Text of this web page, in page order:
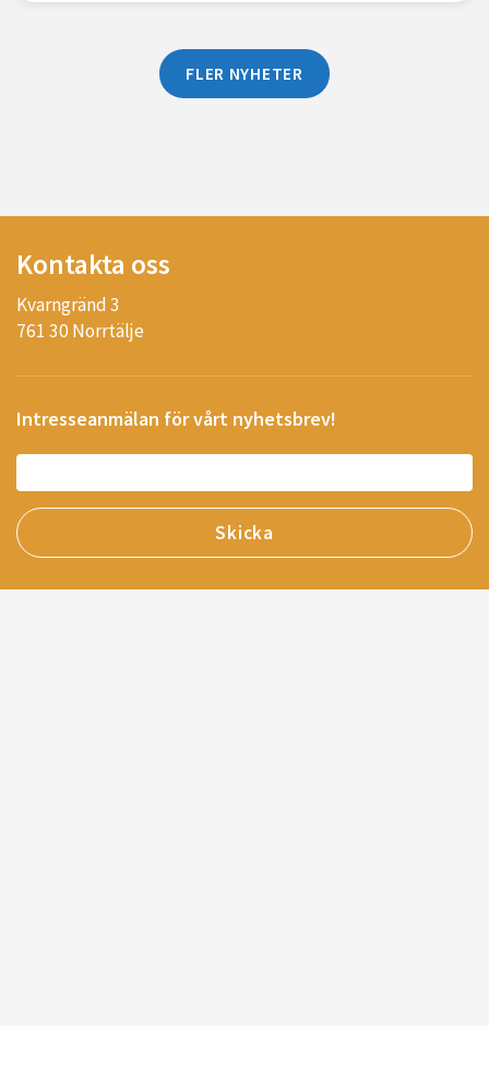
FLER NYHETER
Kontakta oss
Kvarngränd 3
761 30 Norrtälje
Intresseanmälan för vårt nyhetsbrev!